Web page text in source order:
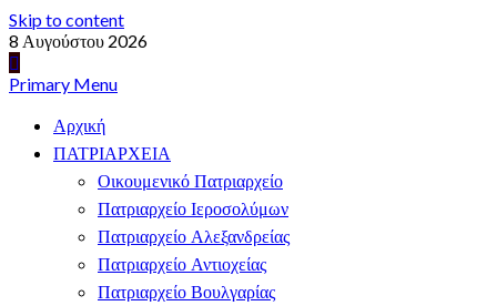
Skip to content
8 Αυγούστου 2026
Primary Menu
Αρχική
ΠΑΤΡΙΑΡΧΕΙΑ
Οικουμενικό Πατριαρχείο
Πατριαρχείο Ιεροσολύμων
Πατριαρχείο Αλεξανδρείας
Πατριαρχείο Αντιοχείας
Πατριαρχείο Βουλγαρίας